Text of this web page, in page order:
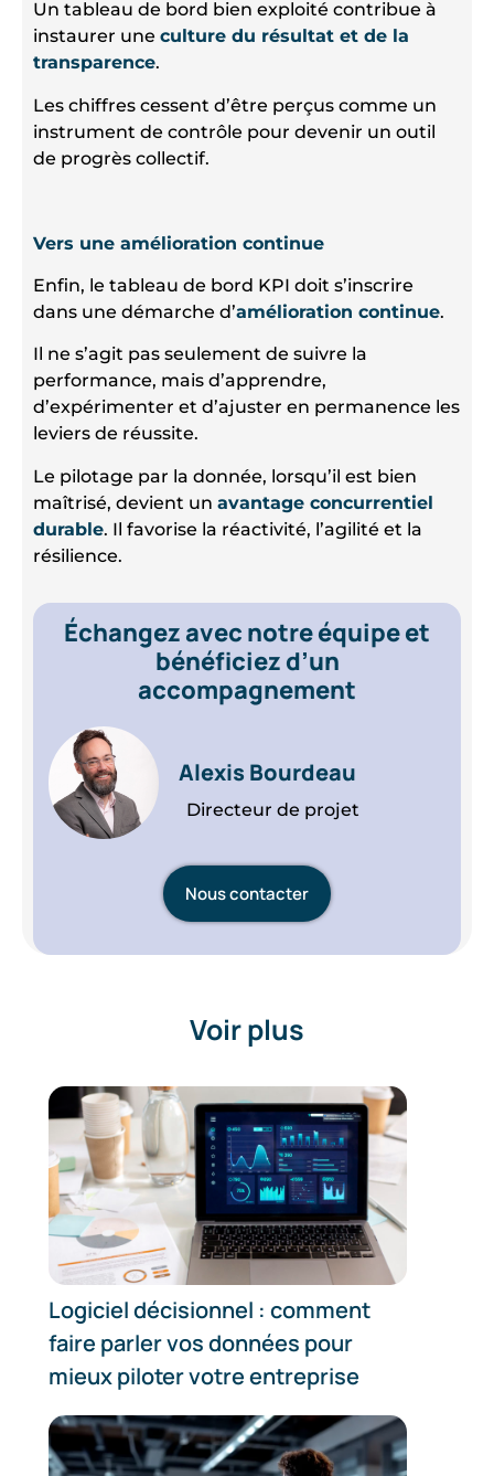
Un tableau de bord bien exploité contribue à
instaurer une culture du résultat et de la
transparence.
Les chiffres cessent d’être perçus comme un
instrument de contrôle pour devenir un outil
de progrès collectif.
Vers une amélioration continue
Enfin, le tableau de bord KPI doit s’inscrire
dans une démarche d’amélioration continue.
Il ne s’agit pas seulement de suivre la
performance, mais d’apprendre,
d’expérimenter et d’ajuster en permanence les
leviers de réussite.
Le pilotage par la donnée, lorsqu’il est bien
maîtrisé, devient un avantage concurrentiel
durable. Il favorise la réactivité, l’agilité et la
résilience.
Échangez avec notre équipe et
bénéficiez d’un
accompagnement
Alexis Bourdeau
Directeur de projet
Nous contacter
Voir plus
Logiciel décisionnel : comment
faire parler vos données pour
mieux piloter votre entreprise